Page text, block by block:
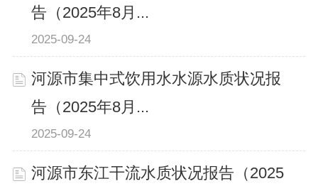
告（2025年8月...
2025-09-24
河源市集中式饮用水水源水质状况报
告（2025年8月...
2025-09-24
河源市东江干流水质状况报告（2025